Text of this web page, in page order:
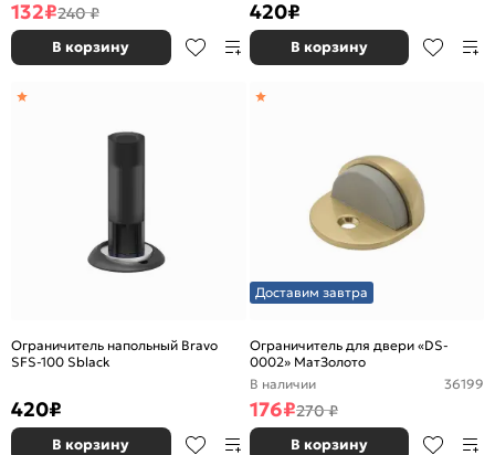
132₽240 ₽
В корзину
420₽
В корзину
Ограничитель напольный Bravo
SFS-100 Sblack
420₽
В корзину
Доставим завтра
Ограничитель для двери «DS-
0002» МатЗолото
В наличии
36199
176₽270 ₽
В корзину